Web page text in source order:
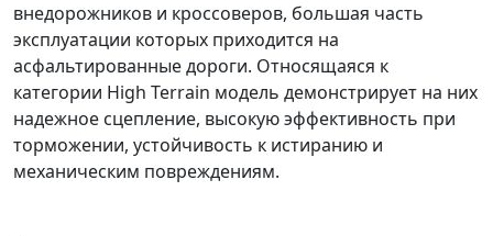
внедорожников и кроссоверов, большая часть
эксплуатации которых приходится на
асфальтированные дороги. Относящаяся к
категории High Terrain модель демонстрирует на них
надежное сцепление, высокую эффективность при
торможении, устойчивость к истиранию и
механическим повреждениям.